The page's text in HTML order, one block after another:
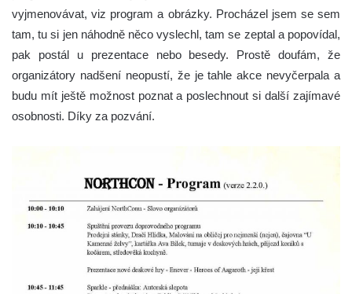
vyjmenovávat, viz program a obrázky. Procházel jsem se sem
tam, tu si jen náhodně něco vyslechl, tam se zeptal a popovídal,
pak postál u prezentace nebo besedy. Prostě doufám, že
organizátory nadšení neopustí, že je tahle akce nevyčerpala a
budu mít ještě možnost poznat a poslechnout si další zajímavé
osobnosti. Díky za pozvání.